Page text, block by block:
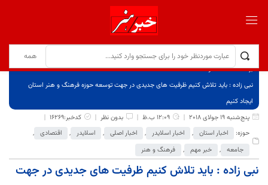
برگ نخست
نوشته‌ها
نبی زاده : باید تلاش کنیم ظرفیت های جدیدی در جهت توسعه حوزه فرهنگ و هنر استان
ایجاد کنیم
پنج‌شنبه 19 جولای 2018
12:09 ب.ظ بدون نظر
کدخبر:16269
حوزه:
اخبار استان , اخبار اسلایدر , اخبار اصلی , اسلایدر , اقتصادی ,
جامعه , خبر مهم , فرهنگ و هنر
نبی زاده : باید تلاش کنیم ظرفیت های جدیدی در جهت